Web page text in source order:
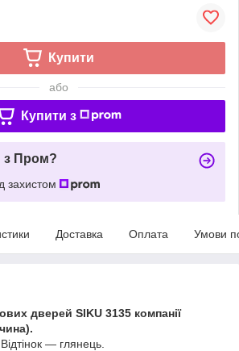
Купити
або
Купити з
з Пром?
захистом
Доставка Оплата Умови
дверей SIKU 3135 компанії
― глянець.